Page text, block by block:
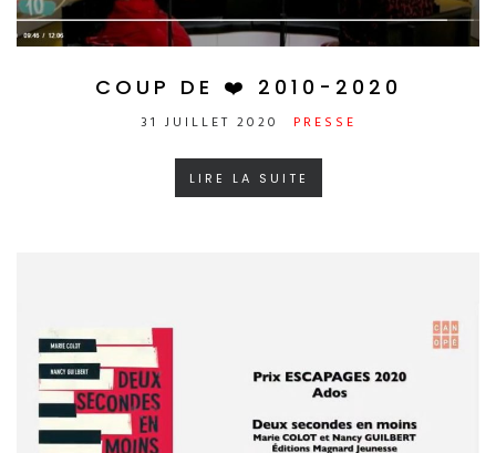
COUP DE ❤️ 2010-2020
31 JUILLET 2020 PRESSE
LIRE LA SUITE